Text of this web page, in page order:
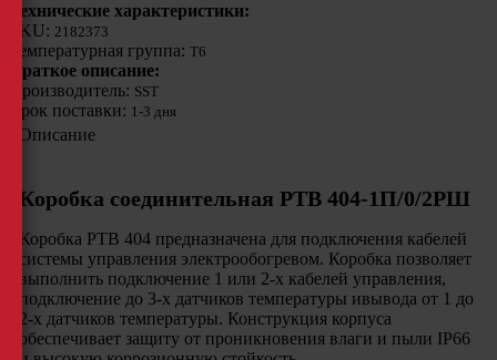
Технические характеристики:
SKU: 2182373
Температурная группа: Т6
Краткое описание:
Производитель: SST
Срок поставки: 1-3 дня
Описание
Коробка соединительная РТВ 404-1П/0/2РШ
Коробка РТВ 404 предназначена для подключения кабелей
системы управления электрообогревом. Коробка позволяет
выполнить подключение 1 или 2-х кабелей управления,
подключение до 3-х датчиков температуры ивывода от 1 до
2-х датчиков температуры. Конструкция корпуса
обеспечивает защиту от проникновения влаги и пыли IP66